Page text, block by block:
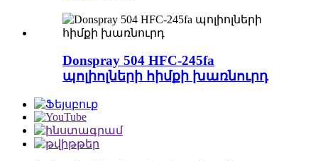
Donspray 504 HFC-245fa
պոլիոլների հիմքի խառնուրդ